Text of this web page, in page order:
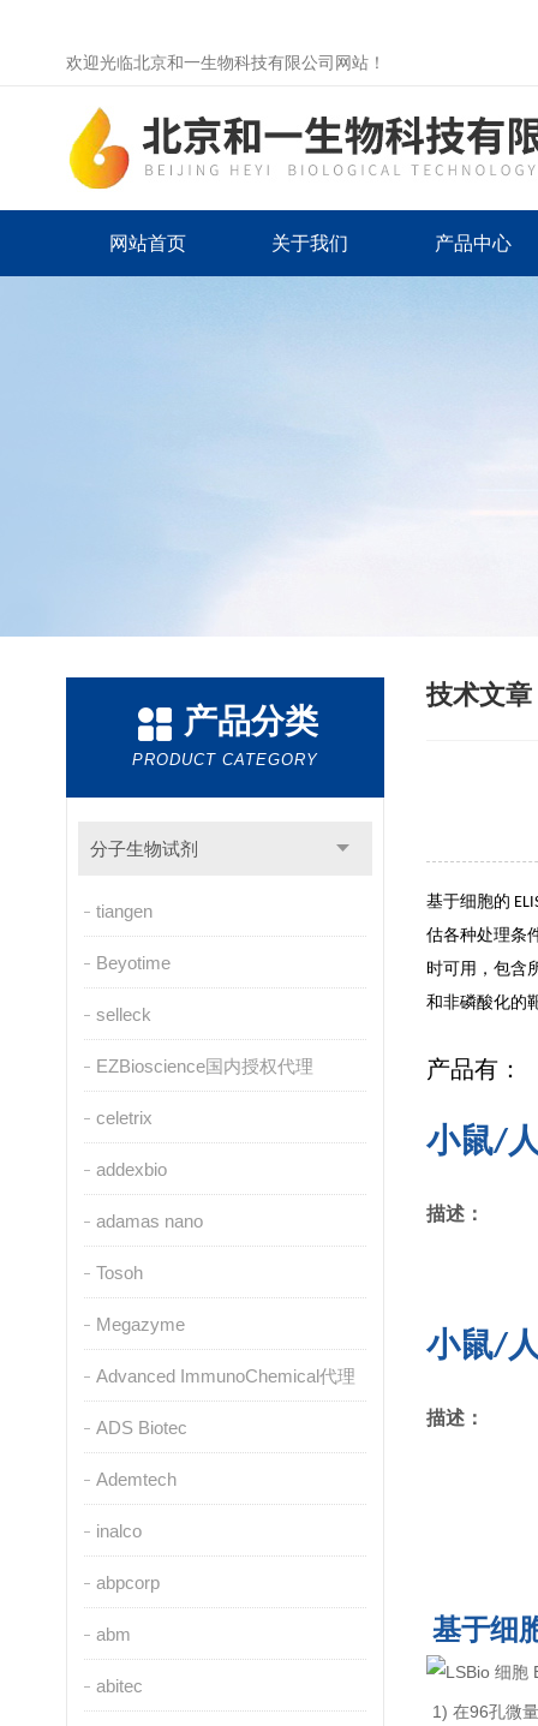
欢迎光临北京和一生物科技有限公司网站！
网站首页 关于我们 产品中心
产品分类
PRODUCT CATEGORY
分子生物试剂
tiangen
Beyotime
selleck
EZBioscience国内授权代理
celetrix
addexbio
adamas nano
Tosoh
Megazyme
Advanced ImmunoChemical代理
ADS Biotec
Ademtech
inalco
abpcorp
abm
abitec
技术文章
基于细胞的
估各种处理条
时可用，包含
和非磷酸化的
产品有：
小鼠/人
描述：
小鼠/人
描述：
基于细
1) 在96孔微